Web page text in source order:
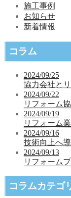
施工事例
お知らせ
新着情報
コラム
2024/09/25
協力会社と
2024/09/22
リフォーム
2024/09/19
リフォーム
2024/09/16
技術向上へ
2024/09/13
リフォーム
コラムカテゴ